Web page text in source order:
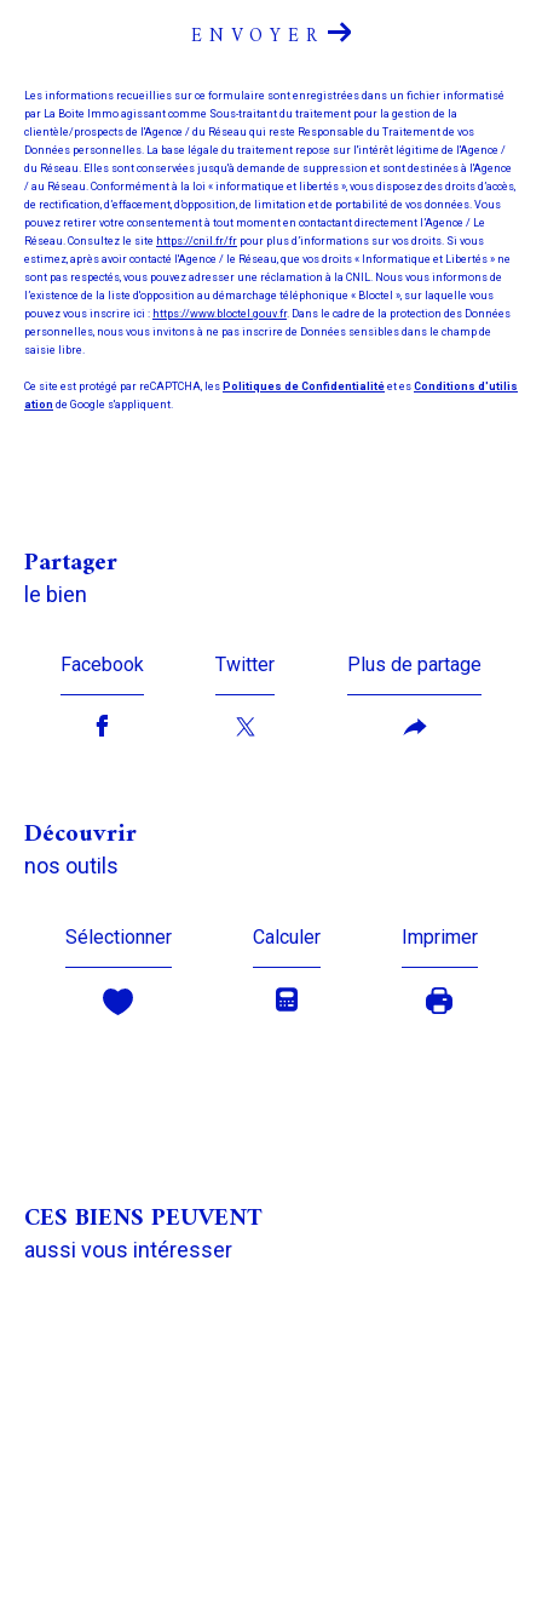
ENVOYER
Les informations recueillies sur ce formulaire sont enregistrées dans un fichier informatisé
par La Boite Immo agissant comme Sous-traitant du traitement pour la gestion de la
clientèle/prospects de l'Agence / du Réseau qui reste Responsable du Traitement de vos
Données personnelles. La base légale du traitement repose sur l'intérêt légitime de l'Agence /
du Réseau. Elles sont conservées jusqu'à demande de suppression et sont destinées à l'Agence
/ au Réseau. Conformément à la loi « informatique et libertés », vous disposez des droits d’accès,
de rectification, d’effacement, d’opposition, de limitation et de portabilité de vos données. Vous
pouvez retirer votre consentement à tout moment en contactant directement l’Agence / Le
Réseau. Consultez le site https://cnil.fr/fr pour plus d’informations sur vos droits. Si vous
estimez, après avoir contacté l'Agence / le Réseau, que vos droits « Informatique et Libertés » ne
sont pas respectés, vous pouvez adresser une réclamation à la CNIL. Nous vous informons de
l’existence de la liste d'opposition au démarchage téléphonique « Bloctel », sur laquelle vous
pouvez vous inscrire ici : https://www.bloctel.gouv.fr. Dans le cadre de la protection des Données
personnelles, nous vous invitons à ne pas inscrire de Données sensibles dans le champ de
saisie libre.
Ce site est protégé par reCAPTCHA, les Politiques de Confidentialité et es Conditions d'utilis
ation de Google s'appliquent.
partager
le bien
Facebook Twitter Plus de partage
découvrir
nos outils
Sélectionner Calculer Imprimer
CES BIENS PEUVENT
aussi vous intéresser